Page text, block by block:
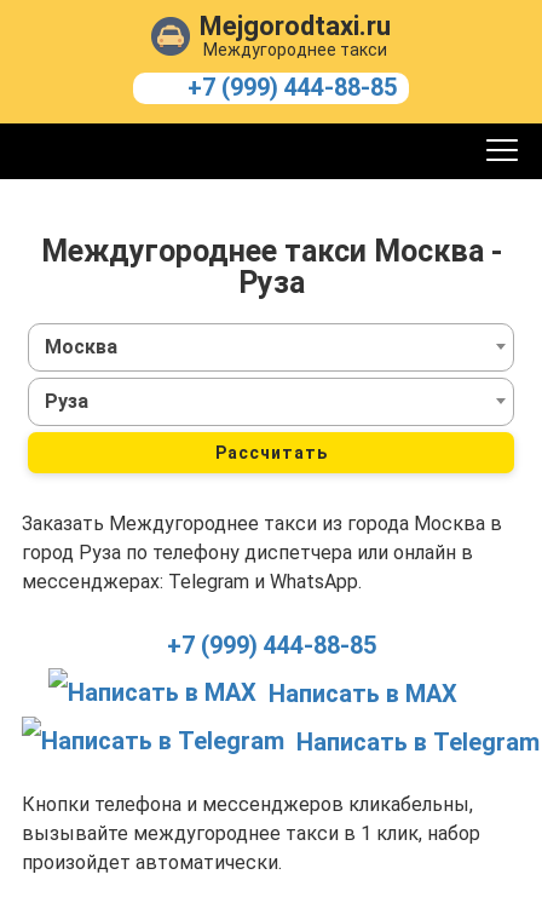
Mejgorodtaxi.ru
Междугороднее такси
+7 (999) 444-88-85
Междугороднее такси Москва -
Руза
Москва
Руза
Рассчитать
Заказать Междугороднее такси из города Москва в
город Руза по телефону диспетчера или онлайн в
мессенджерах: Telegram и WhatsApp.
+7 (999) 444-88-85
Написать в MAX
Написать в Telegram
Кнопки телефона и мессенджеров кликабельны,
вызывайте междугороднее такси в 1 клик, набор
произойдет автоматически.